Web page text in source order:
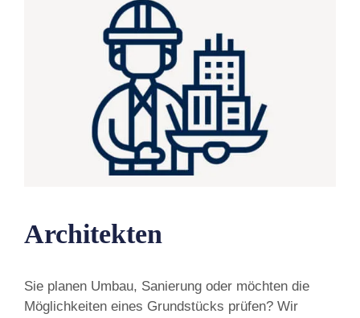
Architekten
Sie planen Umbau, Sanierung oder möchten die
Möglichkeiten eines Grundstücks prüfen? Wir